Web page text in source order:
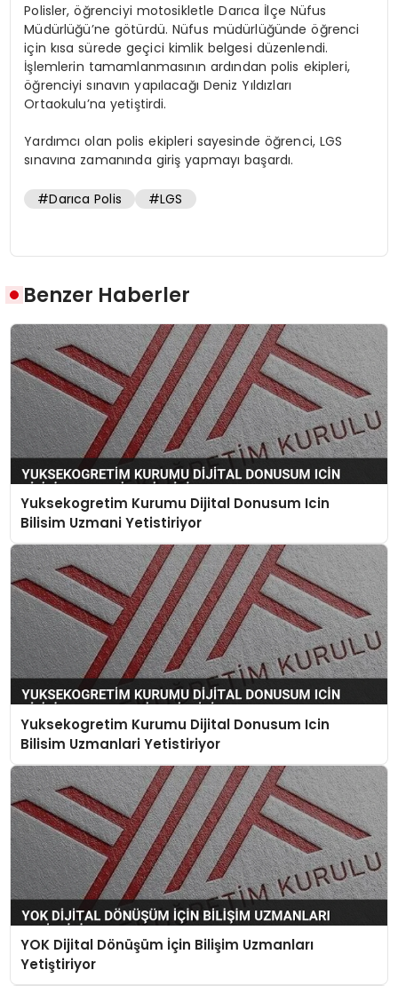
Polisler, öğrenciyi motosikletle Darıca İlçe Nüfus
Müdürlüğü’ne götürdü. Nüfus müdürlüğünde öğrenci
için kısa sürede geçici kimlik belgesi düzenlendi.
İşlemlerin tamamlanmasının ardından polis ekipleri,
öğrenciyi sınavın yapılacağı Deniz Yıldızları
Ortaokulu’na yetiştirdi.
Yardımcı olan polis ekipleri sayesinde öğrenci, LGS
sınavına zamanında giriş yapmayı başardı.
#Darıca Polis #LGS
Benzer Haberler
Yuksekogretim Kurumu Dijital Donusum Icin
Bilisim Uzmani Yetistiriyor
Yuksekogretim Kurumu Dijital Donusum Icin
Bilisim Uzmanlari Yetistiriyor
YOK Dijital Dönüşüm İçin Bilişim Uzmanları
Yetiştiriyor